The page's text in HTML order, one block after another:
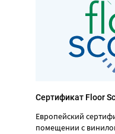
Сертификат Floor
Европейский
помещении с